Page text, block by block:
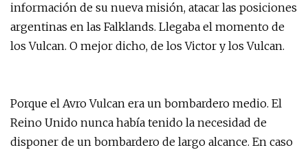
información de su nueva misión, atacar las posiciones
argentinas en las Falklands. Llegaba el momento de
los Vulcan. O mejor dicho, de los Victor y los Vulcan.
Porque el Avro Vulcan era un bombardero medio. El
Reino Unido nunca había tenido la necesidad de
disponer de un bombardero de largo alcance. En caso